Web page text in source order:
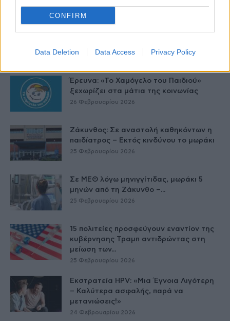
CONFIRM
Data Deletion Data Access Privacy Policy
Όταν οι έφηβοι καπνίζουν – Η
26 Φεβρουαρίου 2026
Έρευνα: «Το Χαμόγελο του Παιδιού»
ξεχωρίζει στα μάτια της κοινωνίας
26 Φεβρουαρίου 2026
Ζάκυνθος: Σε αναστολή καθηκόντων η
παιδίατρος – Εκτός κινδύνου το μωράκι
25 Φεβρουαρίου 2026
Σε ΜΕΘ λόγω μηνιγγίτιδας, μωράκι 5
μηνών από τη Ζάκυνθο –...
25 Φεβρουαρίου 2026
15 πολιτείες προσφεύγουν εναντίον της
κυβέρνησης Τραμπ αντιδρώντας στη
μείωση των...
25 Φεβρουαρίου 2026
Εκστρατεία HPV: «Μια Έγνοια Λιγότερη
– Καλύτερα ασφαλής, παρά να
μετανιώσεις!»
24 Φεβρουαρίου 2026